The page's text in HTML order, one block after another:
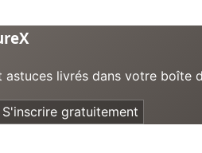
livrés dans votre boîte
S'inscrire gratuitement